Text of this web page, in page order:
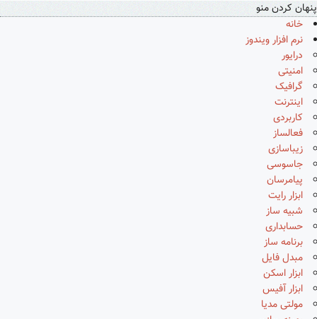
پنهان کردن منو
خانه
نرم افزار ویندوز
درایور
امنیتی
گرافیک
اینترنت
کاربردی
فعالساز
زیباسازی
جاسوسی
پیامرسان
ابزار رایت
شبیه ساز
حسابداری
برنامه ساز
مبدل فایل
ابزار اسکن
ابزار آفیس
مولتی مدیا